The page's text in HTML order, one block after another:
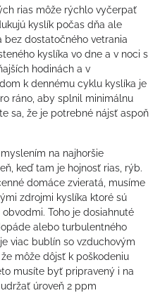
rias môže rýchlo vyčerpať
kyslík počas dňa ale
bez dostatočného vetrania
kyslíka vo dne a v noci s
hodinách a v
k dennému cyklu kyslíka je
ráno, aby splnil minimálnu
sa, že je potrebné nájsť aspoň
na najhoršie
keď tam je hojnosť rias, rýb.
domáce zvieratá, musíme
zdrojmi kyslíka ktoré sú
Toho je dosiahnuté
alebo turbulentného
viac bublín so vzduchovým
môže dôjsť k poškodeniu
musíte byť pripravený i na
úroveň 2 ppm